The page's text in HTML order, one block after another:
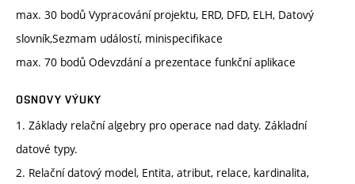
max. 30 bodů Vypracování projektu, ERD, DFD, ELH, Datový
slovník,Sezmam událostí, minispecifikace
max. 70 bodů Odevzdání a prezentace funkční aplikace
OSNOVY VÝUKY
1. Základy relační algebry pro operace nad daty. Základní
datové typy.
2. Relační datový model, Entita, atribut, relace, kardinalita,